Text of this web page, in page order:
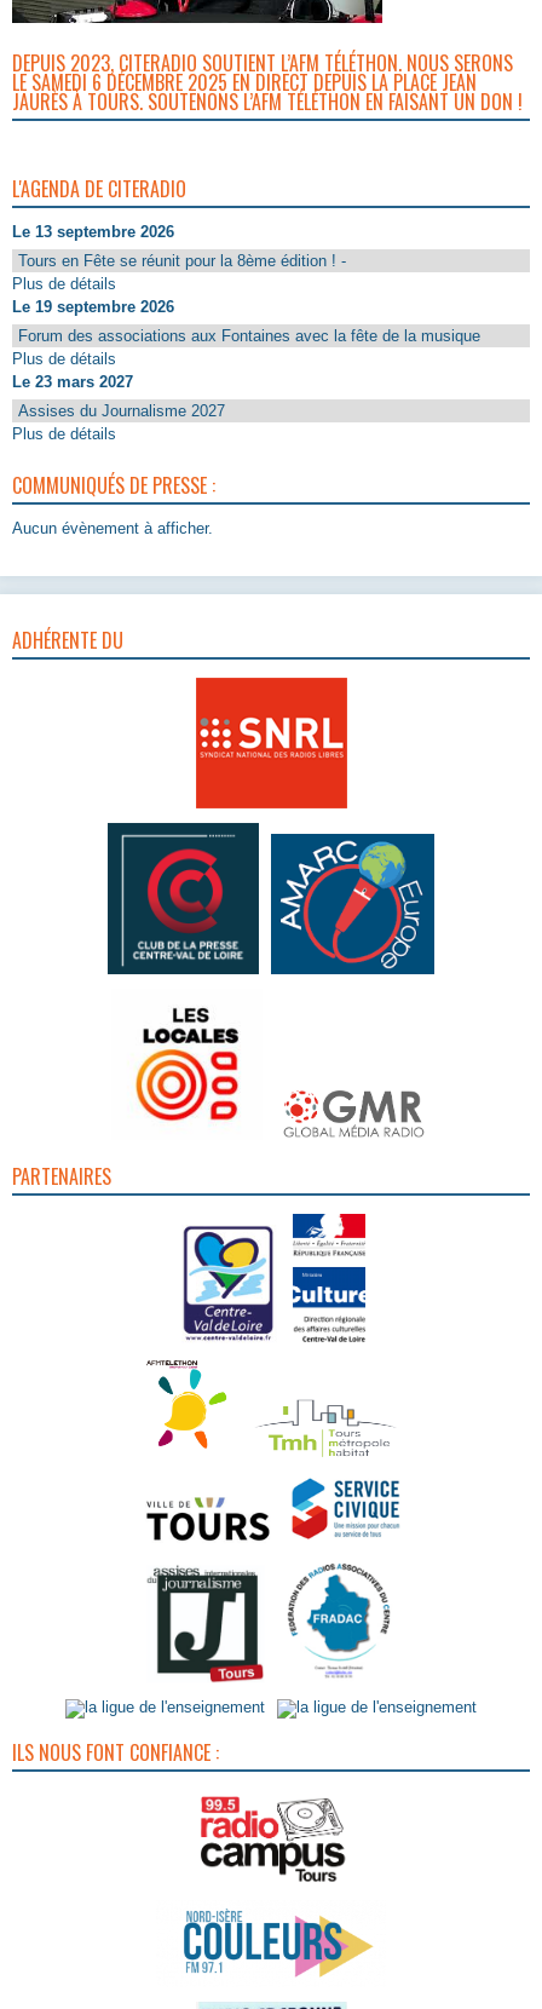
DEPUIS 2023, CITERADIO SOUTIENT L’AFM TÉLÉTHON. NOUS SERONS
LE SAMEDI 6 DÉCEMBRE 2025 EN DIRECT DEPUIS LA PLACE JEAN
JAURÈS À TOURS. SOUTENONS L’AFM TÉLÉTHON EN FAISANT UN DON !
L'AGENDA DE CITERADIO
Le 13 septembre 2026
Tours en Fête se réunit pour la 8ème édition ! -
Plus de détails
Le 19 septembre 2026
Forum des associations aux Fontaines avec la fête de la musique
Plus de détails
Le 23 mars 2027
Assises du Journalisme 2027
Plus de détails
COMMUNIQUÉS DE PRESSE :
Aucun évènement à afficher.
ADHÉRENTE DU
PARTENAIRES
ILS NOUS FONT CONFIANCE :